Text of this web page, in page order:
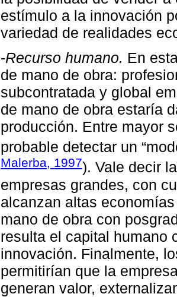
estímulo a la innovación
variedad de realidades
-Recurso humano. En
de mano de obra:
subcontratada y global
de mano de obra estaría
producción. Entre mayor
probable detectar un
Malerba, 1997). Vale decir
empresas grandes, con
alcanzan altas
mano de obra con
resulta el capital humano
innovación. Finalmente,
permitirían que la
generan valor,